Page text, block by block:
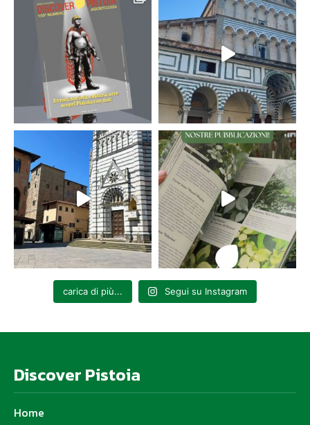
carica di più... Segui su Instagram
Discover Pistoia
Home